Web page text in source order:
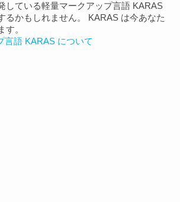
している軽量マークアップ言語 KARAS
るかもしれません。 KARAS は今あなた
す。
言語 KARAS について